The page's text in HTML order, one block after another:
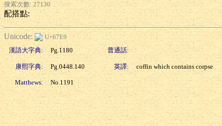
搜索次數: 27130
配搭點:
Unicode:
U+67E9
漢語大字典:
Pg.1180 普通話:
康熙字典: Pg.0448.140 英譯: coffin which contains corpse
Matthews: No.1191